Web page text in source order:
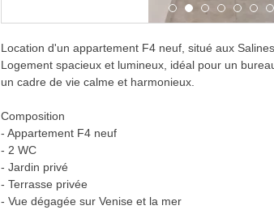
Location d'un appartement F4 neuf, situé aux
Logement spacieux et lumineux, idéal pour un
un cadre de vie calme et harmonieux.
Composition
- Appartement F4 neuf
- 2 WC
- Jardin privé
- Terrasse privée
- Vue dégagée sur Venise et la mer